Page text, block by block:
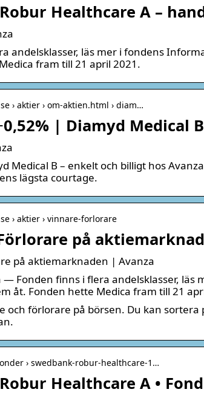
Healthcare A –
andelsklasser, läs mer i fondens
fram till 21 april 2021.
› aktier › om-aktien.html › diam…
| Diamyd Medical
Medical B – enkelt och billigt hos
lägsta courtage.
› aktier › vinnare-forlorare
på
på aktiemarknaden | Avanza
— Fonden finns i flera andelsklasser,
åt. Fonden hette Medica fram till 21
och förlorare på börsen. Du kan
› swedbank-robur-healthcare-1…
Healthcare A •